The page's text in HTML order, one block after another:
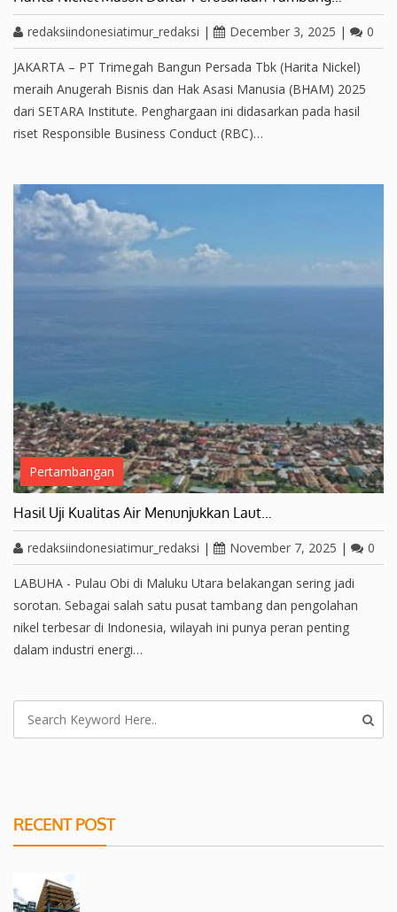
redaksiindonesiatimur_redaksi | December 3, 2025 | 0
JAKARTA – PT Trimegah Bangun Persada Tbk (Harita Nickel)
meraih Anugerah Bisnis dan Hak Asasi Manusia (BHAM) 2025
dari SETARA Institute. Penghargaan ini didasarkan pada hasil
riset Responsible Business Conduct (RBC)…
Pertambangan
Hasil Uji Kualitas Air Menunjukkan Laut…
redaksiindonesiatimur_redaksi | November 7, 2025 | 0
LABUHA - Pulau Obi di Maluku Utara belakangan sering jadi
sorotan. Sebagai salah satu pusat tambang dan pengolahan
nikel terbesar di Indonesia, wilayah ini punya peran penting
dalam industri energi…
RECENT POST